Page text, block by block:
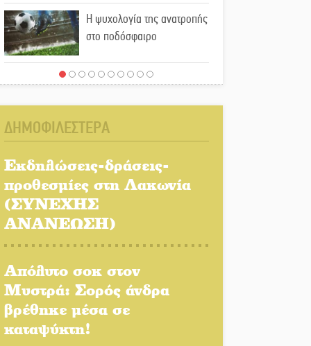
Η ψυχολογία της ανατροπής
στο ποδόσφαιρο
Ένα «ταξίδι» τέχνης και
Τα Λαγκάδια κρατούν
πέτρας
Στους ρυθμούς της
Ελεωνόρας Ζουγανέλη το
Πλούσιο πολιτιστικό
πρόγραμμα δίνει «χρώμα»
στον Αύγουστο του Λαχίου
Χασισοφυτεία στην
ΔΗΜΟΦΙΛΕΣΤΕΡΑ
Εκδηλώσεις-δράσεις-
προθεσμίες στη Λακωνία
(ΣΥΝΕΧΗΣ
ΑΝΑΝΕΩΣΗ)
Απόλυτο σοκ στον
Μυστρά: Σορός άνδρα
βρέθηκε μέσα σε
καταψύκτη!